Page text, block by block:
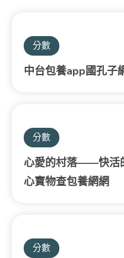
分數
中台包養app國孔子
分數
心愛的村落——快活
心寶物查包養網網
分數